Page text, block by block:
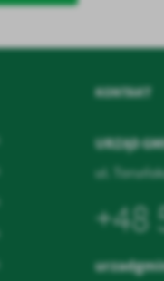
KONTAKT
URZĄD
ul.
+48